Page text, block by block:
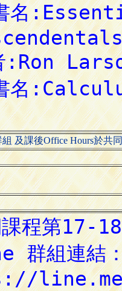
及課後Office Hours於共